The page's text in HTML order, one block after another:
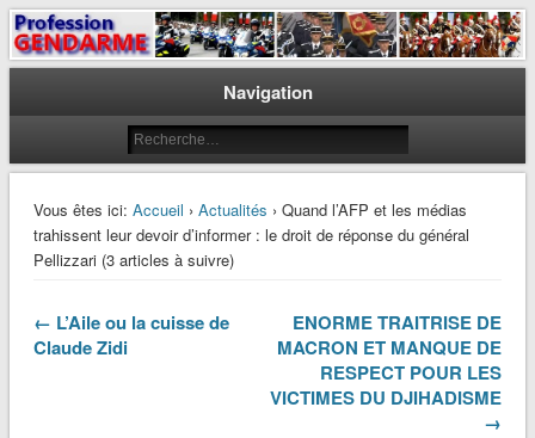
Profession Gendarme
Le journal des gendarmes
Navigation
Vous êtes ici: Accueil › Actualités › Quand l’AFP et les médias
trahissent leur devoir d’informer : le droit de réponse du général
Pellizzari (3 articles à suivre)
← L’Aile ou la cuisse de
Claude Zidi
ENORME TRAITRISE DE
MACRON ET MANQUE DE
RESPECT POUR LES
VICTIMES DU DJIHADISME
→